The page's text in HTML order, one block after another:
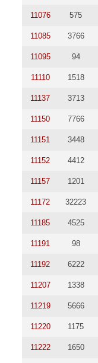
11076 575
11085 3766
11095 94
11110 1518
11137 3713
11150 7766
11151 3448
11152 4412
11157 1201
11172 32223
11185 4525
11191 98
11192 6222
11207 1338
11219 5666
11220 1175
11222 1650